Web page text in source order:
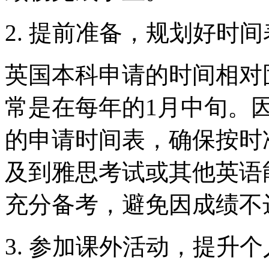
2. 提前准备，规划好时间
英国本科申请的时间相
常是在每年的1月中旬。
的申请时间表，确保按
及到雅思考试或其他英
充分备考，避免因成绩
3. 参加课外活动，提升